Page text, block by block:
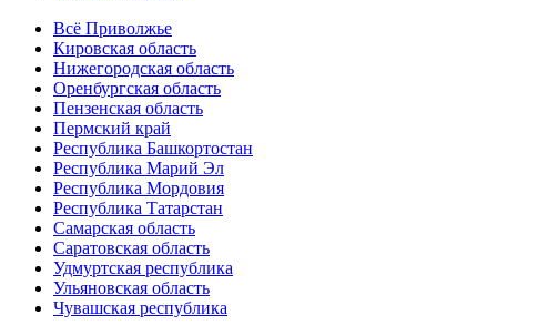
Всё Приволжье
Кировская область
Нижегородская область
Оренбургская область
Пензенская область
Пермский край
Республика Башкортостан
Республика Марий Эл
Республика Мордовия
Республика Татарстан
Самарская область
Саратовская область
Удмуртская республика
Ульяновская область
Чувашская республика